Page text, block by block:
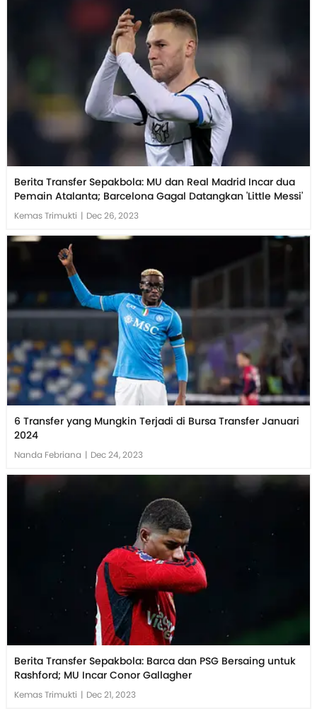
Berita Transfer Sepakbola: MU dan Real Madrid Incar dua
Pemain Atalanta; Barcelona Gagal Datangkan 'Little Messi'
Kemas Trimukti | Dec 26, 2023
6 Transfer yang Mungkin Terjadi di Bursa Transfer Januari
2024
Nanda Febriana | Dec 24, 2023
Berita Transfer Sepakbola: Barca dan PSG Bersaing untuk
Rashford; MU Incar Conor Gallagher
Kemas Trimukti | Dec 21, 2023